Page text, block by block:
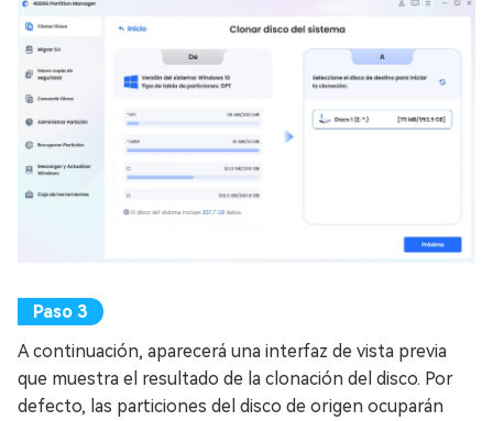
A continuación, aparecerá una interfaz de vista previa
que muestra el resultado de la clonación del disco. Por
defecto, las particiones del disco de origen ocuparán